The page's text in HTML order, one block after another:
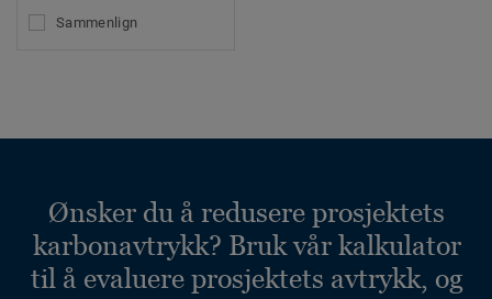
Sammenlign
Ønsker du å redusere prosjektets
karbonavtrykk? Bruk vår kalkulator
til å evaluere prosjektets avtrykk, og